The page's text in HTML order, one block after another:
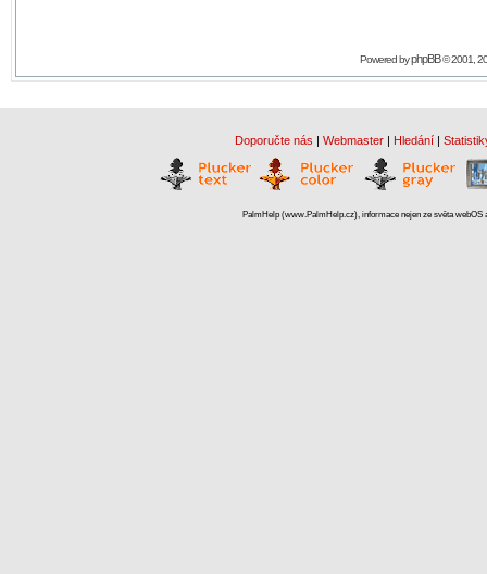
Powered byphpBB© 2001,
Doporučte nás | Webmaster | Hledání |
PalmHelp (www.PalmHelp.cz), informace nejen ze světa